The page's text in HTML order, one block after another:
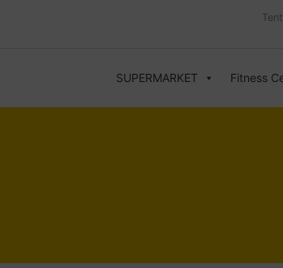
SUPERMARKET Fitness